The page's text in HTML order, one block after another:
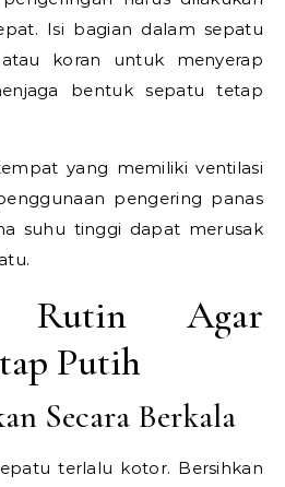
Isi bagian dalam sepatu
koran untuk menyerap
bentuk sepatu tetap
yang memiliki ventilasi
pengering panas
suhu tinggi dapat merusak
Rutin Agar
Putih
Secara Berkala
terlalu kotor. Bersihkan